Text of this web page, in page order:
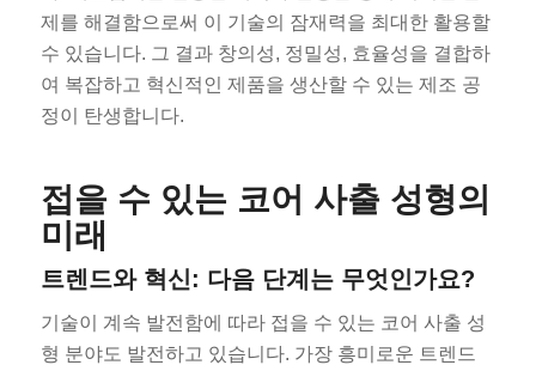
제를 해결함으로써 이 기술의 잠재력을 최대한 활용할
수 있습니다. 그 결과 창의성, 정밀성, 효율성을 결합하
여 복잡하고 혁신적인 제품을 생산할 수 있는 제조 공
정이 탄생합니다.
접을 수 있는 코어 사출 성형의
미래
트렌드와 혁신: 다음 단계는 무엇인가요?
기술이 계속 발전함에 따라 접을 수 있는 코어 사출 성
형 분야도 발전하고 있습니다. 가장 흥미로운 트렌드